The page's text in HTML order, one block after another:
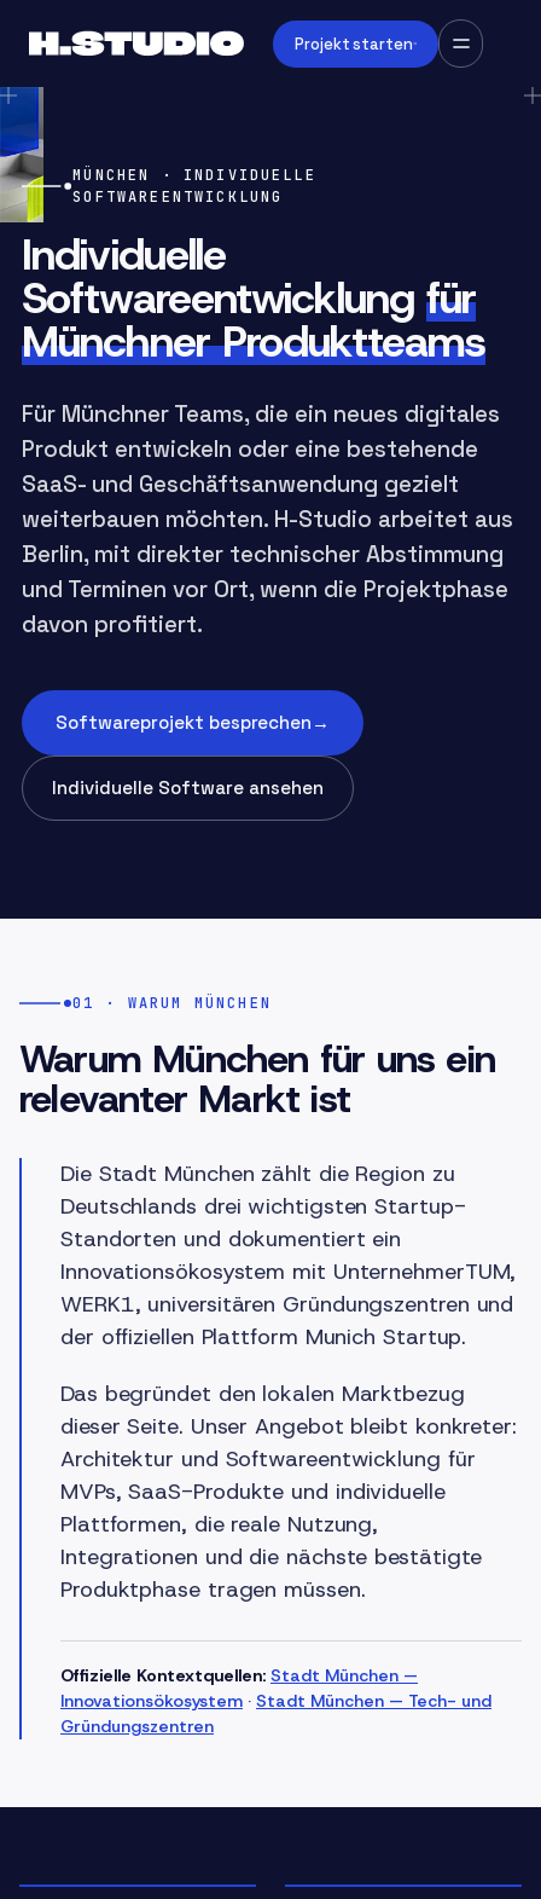
Projekt starten
MÜNCHEN · INDIVIDUELLE
SOFTWAREENTWICKLUNG
Individuelle
Softwareentwicklung für
Münchner Produktteams
Für Münchner Teams, die ein neues digitales
Produkt entwickeln oder eine bestehende
SaaS- und Geschäftsanwendung gezielt
weiterbauen möchten. H-Studio arbeitet aus
Berlin, mit direkter technischer Abstimmung
und Terminen vor Ort, wenn die Projektphase
davon profitiert.
Softwareprojekt besprechen →
Individuelle Software ansehen
01 · WARUM MÜNCHEN
Warum München für uns ein
relevanter Markt ist
Die Stadt München zählt die Region zu
Deutschlands drei wichtigsten Startup-
Standorten und dokumentiert ein
Innovationsökosystem mit UnternehmerTUM,
WERK1, universitären Gründungszentren und
der offiziellen Plattform Munich Startup.
Das begründet den lokalen Marktbezug
dieser Seite. Unser Angebot bleibt konkreter:
Architektur und Softwareentwicklung für
MVPs, SaaS-Produkte und individuelle
Plattformen, die reale Nutzung,
Integrationen und die nächste bestätigte
Produktphase tragen müssen.
Offizielle Kontextquellen: Stadt München —
Innovationsökosystem · Stadt München — Tech- und
Gründungszentren